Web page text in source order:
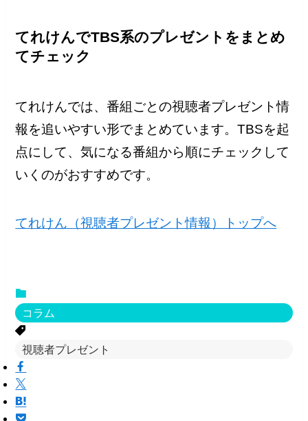
てれけんでTBS系のプレゼントをまとめ
てチェック
てれけんでは、番組ごとの視聴者プレゼント情
報を追いやすい形でまとめています。TBSを起
点にして、気になる番組から順にチェックして
いくのがおすすめです。
てれけん（視聴者プレゼント情報）トップへ
コラム
視聴者プレゼント